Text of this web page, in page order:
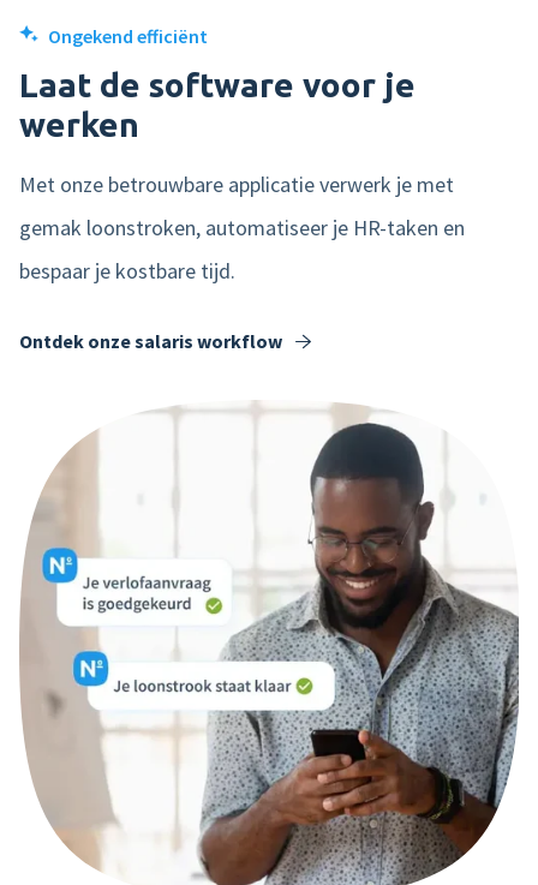
Ongekend efficiënt
Laat de software voor je
werken
Met onze betrouwbare applicatie verwerk je met
gemak loonstroken, automatiseer je HR-taken en
bespaar je kostbare tijd.
Ontdek onze salaris workflow